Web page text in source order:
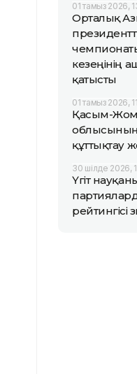
01 тамыз 2026,
Орталық
кезеңінің
қатысты
01 тамыз 2026,
Қасым-
құттықтау
30 шілде 2026,
Үгіт
рейтингісі